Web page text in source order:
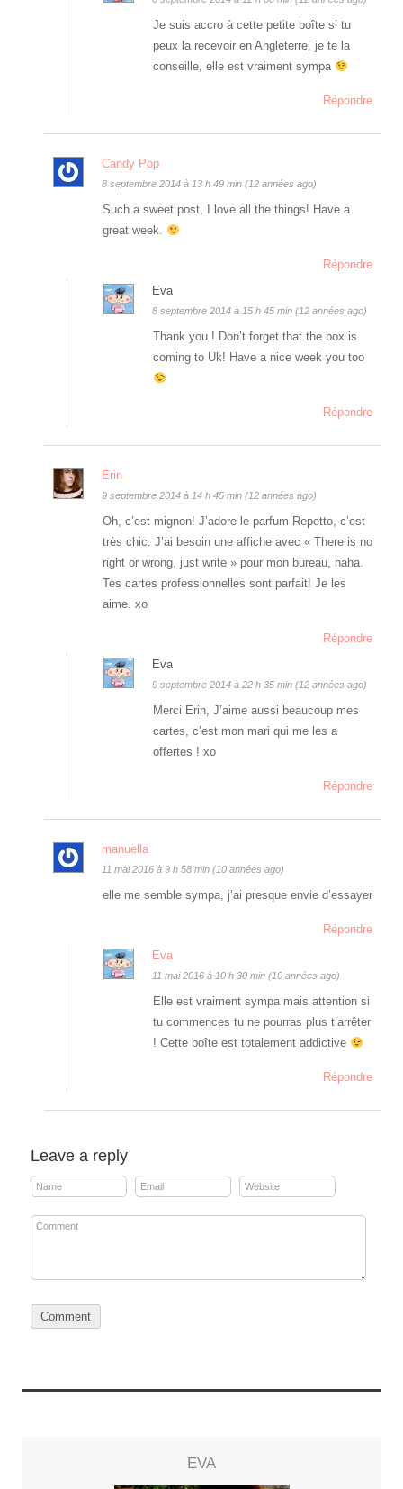
Je suis accro à cette petite boîte si tu
peux la recevoir en Angleterre, je te la
conseille, elle est vraiment sympa
Répondre
Candy Pop
8 septembre 2014 à 13 h 49 min (12 années ago)
Such a sweet post, I love all the things! Have a
great week.
Répondre
Eva
8 septembre 2014 à 15 h 45 min (12 années ago)
Thank you ! Don’t forget that the box is
coming to Uk! Have a nice week you too
Répondre
Erin
9 septembre 2014 à 14 h 45 min (12 années ago)
Oh, c’est mignon! J’adore le parfum Repetto, c’est
très chic. J’ai besoin une affiche avec « There is no
right or wrong, just write » pour mon bureau, haha.
Tes cartes professionnelles sont parfait! Je les
aime. xo
Répondre
Eva
9 septembre 2014 à 22 h 35 min (12 années ago)
Merci Erin, J’aime aussi beaucoup mes
cartes, c’est mon mari qui me les a
offertes ! xo
Répondre
manuella
11 mai 2016 à 9 h 58 min (10 années ago)
elle me semble sympa, j’ai presque envie d’essayer
Répondre
Eva
11 mai 2016 à 10 h 30 min (10 années ago)
Elle est vraiment sympa mais attention si
tu commences tu ne pourras plus t’arrêter
! Cette boîte est totalement addictive
Répondre
Leave a reply
EVA